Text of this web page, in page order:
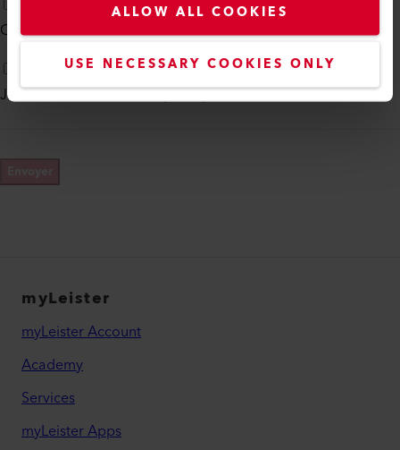
ALLOW ALL COOKIES
USE NECESSARY COOKIES ONLY
Contactez-moi par téléphone
Je suis d'accord avec lespolitique de confidentialité*
myLeister
myLeister Account
Academy
Services
myLeister Apps